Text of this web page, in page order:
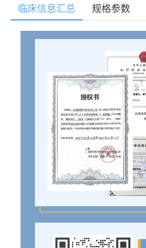
临床信息汇总 规格参数